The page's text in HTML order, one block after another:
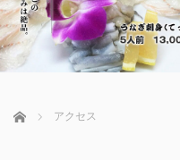
ホーム アクセス